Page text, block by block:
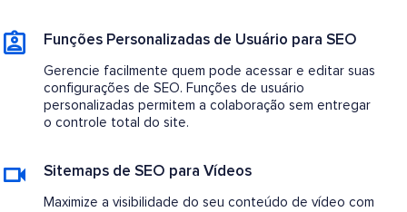
Funções Personalizadas de Usuário para SEO
Gerencie facilmente quem pode acessar e editar suas
configurações de SEO. Funções de usuário
personalizadas permitem a colaboração sem entregar
o controle total do site.
Sitemaps de SEO para Vídeos
Maximize a visibilidade do seu conteúdo de vídeo com